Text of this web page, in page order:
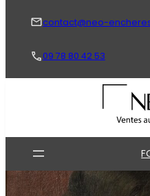
contact@neo-
09 78 80 42 53